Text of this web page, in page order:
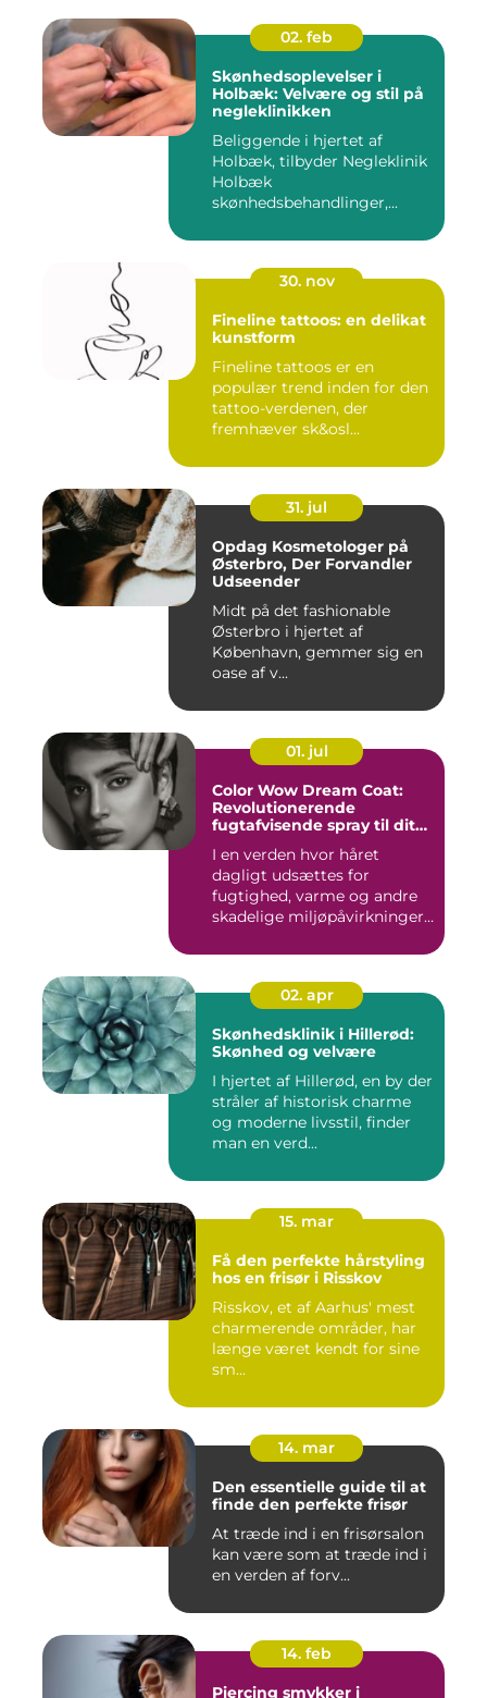
02. feb
Skønhedsoplevelser i
Holbæk: Velvære og stil på
negleklinikken
Beliggende i hjertet af
Holbæk, tilbyder Negleklinik
Holbæk
skønhedsbehandlinger,...
30. nov
Fineline tattoos: en delikat
kunstform
Fineline tattoos er en
populær trend inden for den
tattoo-verdenen, der
fremhæver sk&osl...
31. jul
Opdag Kosmetologer på
Østerbro, Der Forvandler
Udseender
Midt på det fashionable
Østerbro i hjertet af
København, gemmer sig en
oase af v...
01. jul
Color Wow Dream Coat:
Revolutionerende
fugtafvisende spray til dit
I en verden hvor håret
dagligt udsættes for
fugtighed, varme og andre
skadelige miljøpåvirkninger,
02. apr
Skønhedsklinik i Hillerød:
Skønhed og velvære
I hjertet af Hillerød, en by der
stråler af historisk charme
og moderne livsstil, finder
man en verd...
15. mar
Få den perfekte hårstyling
hos en frisør i Risskov
Risskov, et af Aarhus' mest
charmerende områder, har
længe været kendt for sine
sm...
14. mar
Den essentielle guide til at
finde den perfekte frisør
At træde ind i en frisørsalon
kan være som at træde ind i
en verden af forv...
14. feb
Piercing smykker i